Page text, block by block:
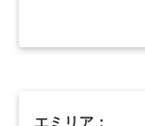
エミリア：